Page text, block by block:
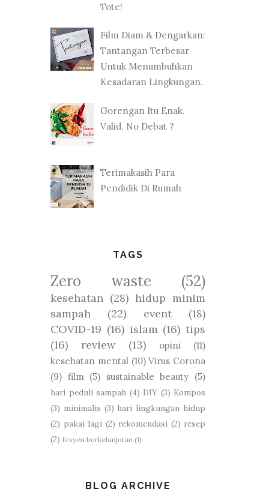
Tote!
Film Diam & Dengarkan:
Tantangan Terbesar
Untuk Menumbuhkan
Kesadaran Lingkungan.
Gorengan Itu Enak.
Valid. No Debat ?
Terimakasih Para
Pendidik Di Rumah
TAGS
Zero waste (52)
kesehatan (28) hidup minim
sampah
(22) event
(18)
COVID-19 (16) islam (16) tips
(16)
review (13) opini
(11)
kesehatan mental (10) Virus Corona
(9) film (5) sustainable beauty (5)
hari peduli sampah (4) DIY (3) Kompos
(3) minimalis (3) hari lingkungan hidup
(2) pakai lagi (2) rekomendasi (2) resep
(2) fesyen berkelanjutan (1)
BLOG ARCHIVE